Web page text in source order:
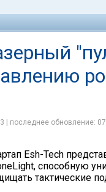
| последнее обновление:
Esh-Tech
способную
тактические